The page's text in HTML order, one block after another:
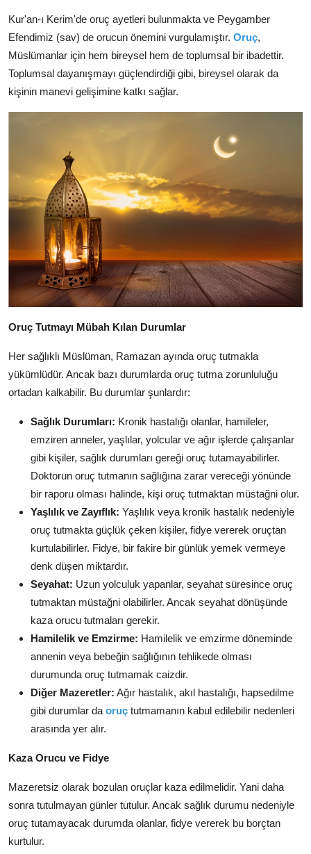
Kur'an-ı Kerim'de oruç ayetleri bulunmakta ve Peygamber
Efendimiz (sav) de orucun önemini vurgulamıştır. Oruç,
Müslümanlar için hem bireysel hem de toplumsal bir ibadettir.
Toplumsal dayanışmayı güçlendirdiği gibi, bireysel olarak da
kişinin manevi gelişimine katkı sağlar.
Oruç Tutmayı Mübah Kılan Durumlar
Her sağlıklı Müslüman, Ramazan ayında oruç tutmakla
yükümlüdür. Ancak bazı durumlarda oruç tutma zorunluluğu
ortadan kalkabilir. Bu durumlar şunlardır:
Sağlık Durumları: Kronik hastalığı olanlar, hamileler,
emziren anneler, yaşlılar, yolcular ve ağır işlerde çalışanlar
gibi kişiler, sağlık durumları gereği oruç tutamayabilirler.
Doktorun oruç tutmanın sağlığına zarar vereceği yönünde
bir raporu olması halinde, kişi oruç tutmaktan müstağni olur.
Yaşlılık ve Zayıflık: Yaşlılık veya kronik hastalık nedeniyle
oruç tutmakta güçlük çeken kişiler, fidye vererek oruçtan
kurtulabilirler. Fidye, bir fakire bir günlük yemek vermeye
denk düşen miktardır.
Seyahat: Uzun yolculuk yapanlar, seyahat süresince oruç
tutmaktan müstağni olabilirler. Ancak seyahat dönüşünde
kaza orucu tutmaları gerekir.
Hamilelik ve Emzirme: Hamilelik ve emzirme döneminde
annenin veya bebeğin sağlığının tehlikede olması
durumunda oruç tutmamak caizdir.
Diğer Mazeretler: Ağır hastalık, akıl hastalığı, hapsedilme
gibi durumlar da oruç tutmamanın kabul edilebilir nedenleri
arasında yer alır.
Kaza Orucu ve Fidye
Mazeretsiz olarak bozulan oruçlar kaza edilmelidir. Yani daha
sonra tutulmayan günler tutulur. Ancak sağlık durumu nedeniyle
oruç tutamayacak durumda olanlar, fidye vererek bu borçtan
kurtulur.